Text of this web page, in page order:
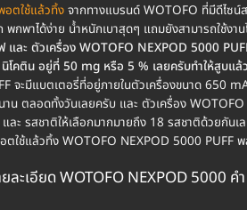
อตใช้แล้วทิ้ง จากทางแบรนด์ WOTOFO ที่มีดีไซน์
กพาได้ง่าย น้ำหนักเบาสุดๆ แถมยังสามารถใช้ง
ละ ตัวเครื่อง WOTOFO NEXPOD 5000
คติน อยู่ที่ 50 mg หรือ 5 % เลยครับทำให้สูบแ
ะมีแบตเตอรี่ที่อยู่ภายในตัวเครื่องขนาด 650
น ตลอดทั้งวันเลยครับ และ ตัวเครื่อง
รสชาติให้เลือกมากมายถึง 18 รสชาติด้วยกันเ
ตใช้แล้วทิ้ง WOTOFO NEXPOD 5000 PUFF
ละเอียด WOTOFO NEXPOD 5000 คำ